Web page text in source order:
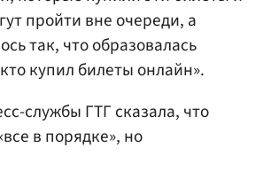
пройти вне очереди, а
так, что образовалась
купил билеты онлайн».
службы ГТГ сказала, что
в порядке», но